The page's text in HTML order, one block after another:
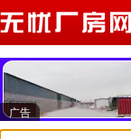
广告